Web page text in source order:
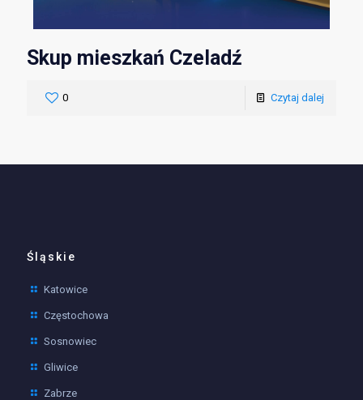
Skup mieszkań Czeladź
0 Czytaj dalej
Śląskie
Katowice
Częstochowa
Sosnowiec
Gliwice
Zabrze